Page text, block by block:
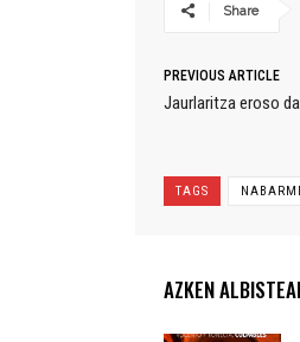
Share
PREVIOUS ARTICLE
Jaurlaritza eroso
TAGS
AZKEN